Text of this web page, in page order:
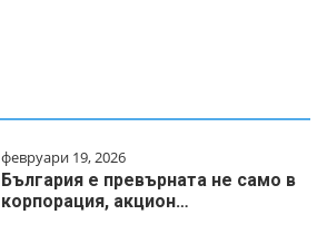
февруари 19, 2026
България е превърната не само в
корпорация, акцион…